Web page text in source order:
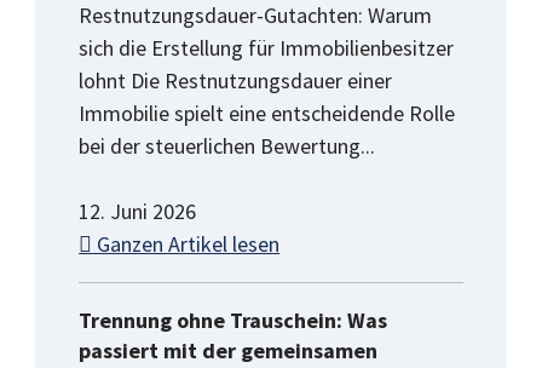
Restnutzungsdauer-Gutachten: Warum
sich die Erstellung für Immobilienbesitzer
lohnt Die Restnutzungsdauer einer
Immobilie spielt eine entscheidende Rolle
bei der steuerlichen Bewertung...
12. Juni 2026
Ganzen Artikel lesen
Trennung ohne Trauschein: Was
passiert mit der gemeinsamen